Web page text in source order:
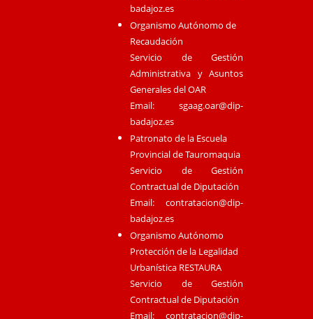
badajoz.es
Organismo Autónomo de
Recaudación
Servicio de Gestión
Administrativa y Asuntos
Generales del OAR
Email:sgaag.oar@dip-
badajoz.es
Patronato de la Escuela
Provincial de Tauromaquia
Servicio de Gestión
Contractual de Diputación
Email:contratacion@dip-
badajoz.es
Organismo Autónomo
Protección de la Legalidad
Urbanística RESTAURA
Servicio de Gestión
Contractual de Diputación
Email:contratacion@dip-